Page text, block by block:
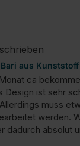
aus Kunststoff
ca
Design ist sehr
muss
werden.
dadurch absolut